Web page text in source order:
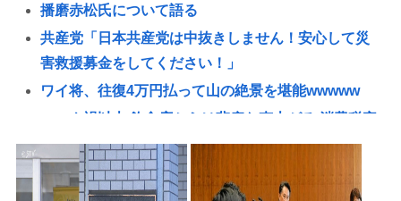
播磨赤松氏について語る
共産党「日本共産党は中抜きしません！安心して災
害救援募金をしてください！」
ワイ将、往復4万円払って山の絶景を堪能wwwww
コロナ禍以上 飲食店からは悲痛な声上がる 消費税率
1%の基本方針を決定も…懸念される”外食離れ”
2位『イオン』3位『ヤオコー』【一番お寿司が美味
しいと思うスーパー】300名が選ぶ1位に